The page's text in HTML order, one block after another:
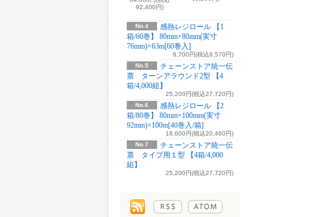
92,400円)
No.4
感熱レジロール 【1
箱/60巻】 80mm×80mm(実寸
76mm)×63m[60巻入]
8,700円(税込9,570円)
No.5
チェーンストア統一伝
票 ターンアラウンド2型 【4
箱/4,000組】
25,200円(税込27,720円)
No.6
感熱レジロール 【2
箱/80巻】 80mm×100mm(実寸
92mm)×100m[40巻入/箱]
18,600円(税込20,460円)
No.7
チェーンストア統一伝
票 タイプ用１型 【4箱/4,000
組】
25,200円(税込27,720円)